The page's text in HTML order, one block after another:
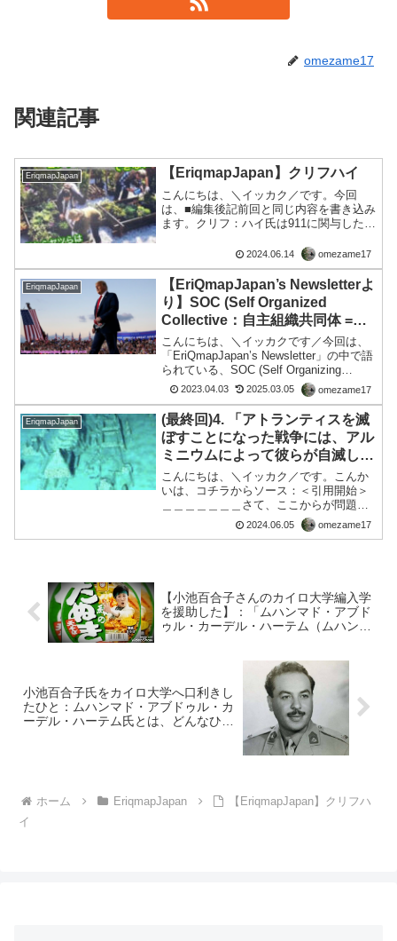
omezame17
関連記事
EriqmapJapan 【EriqmapJapan】クリフハイ
こんにちは、＼イッカク／です。今回
は、■編集後記前回と同じ内容を書き込み
ます。クリフ：ハイ氏は911に関与したす
一部を、ウェブ・スクレイピングのプロ
セスによって読み取り、日にちまでぴっ
たり当てていました。...
2024.06.14 omezame17
EriqmapJapan
【EriQmapJapan’s Newsletterよ
り】SOC (Self Organized
Collective：自主組織共同体 =
Q?)について
こんにちは、＼イッカクです／今回は、
「EriQmapJapan’s Newsletter」の中で語
られている、SOC (Self Organizing
Collective：自主組織共同体 = Q?)につい
て以下、紹介します。■編集後記突飛...
2023.04.03 2025.03.05 omezame17
EriqmapJapan
(最終回)4. 「アトランティスを滅
ぼすことになった戦争には、アル
ミニウムによって彼らが自滅した
ことが関係していた」という情報
があります。
こんにちは、＼イッカク／です。こんか
いは、コチラからソース：＜引用開始＞
＿＿＿＿＿＿＿さて、ここからが問題で
す。自身に問いかけてみてください。彼
らは本当に氣候変動を信じているのでし
2024.06.05 omezame17
【小池百合子さんのカイロ大学編入学
を援助した】：「ムハンマド・アブド
ゥル・カーデル・ハーテム（ムハンマ
英語: Muḥammad ʿAbd al-Qādir
Ḥātim、1918年9月3日 – 2015年7月7
日）は、エジプトの政治家。」につい
て
小池百合子氏をカイロ大学へ口利きし
たひと：ムハンマド・アブドゥル・カ
ーデル・ハーテム氏とは、どんなひ
ホーム EriqmapJapan
【EriqmapJapan】クリフハ
イ